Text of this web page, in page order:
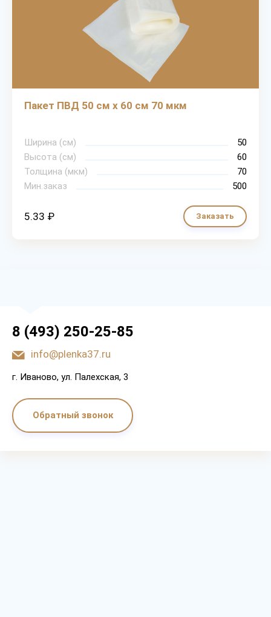
Пакет ПВД 50 см х 60 см 70 мкм
Ширина (см)
50
Высота (см)
60
Толщина (мкм)
70
Мин.заказ
500
5.33 ₽ Заказать
8 (493) 250-25-85
info@plenka37.ru
г. Иваново, ул. Палехская, 3
Обратный звонок